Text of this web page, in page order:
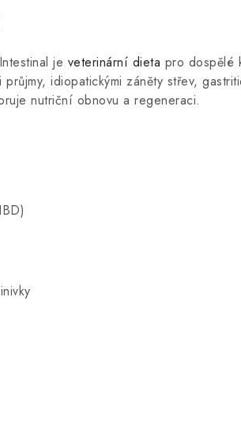
je veterinární dieta pro dospělé
idiopatickými záněty střev,
nutriční obnovu a regeneraci.